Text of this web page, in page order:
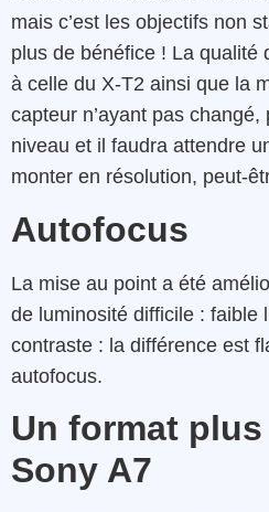
mais c’est les objectifs non
plus de bénéfice ! La qualité
à celle du X-T2 ainsi que la
capteur n’ayant pas
niveau et il faudra attendre
monter en résolution, peut-
Autofocus
La mise au point a été
de luminosité difficile : faible
contraste : la différence est
autofocus.
Un format
Sony A7